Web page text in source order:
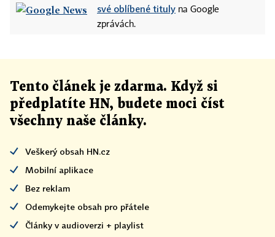
své oblíbené tituly na Google
zprávách.
Tento článek je zdarma. Když si
předplatíte HN, budete moci číst
všechny naše články.
Veškerý obsah HN.cz
Mobilní aplikace
Bez reklam
Odemykejte obsah pro přátele
Články v audioverzi + playlist